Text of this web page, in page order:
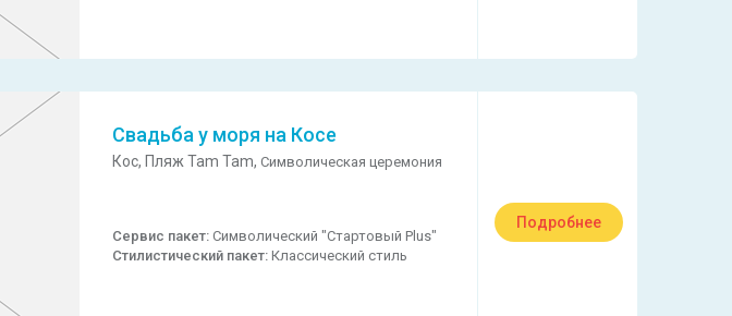
Свадьба у моря на Косе
Кос, Пляж Tam Tam,Символическая церемония
Сервис пакет:Символический "Стартовый Plus"
Стилистический пакет:Классический стиль
Подробнее